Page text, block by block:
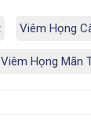
Viêm Họng
Viêm Họng Mãn